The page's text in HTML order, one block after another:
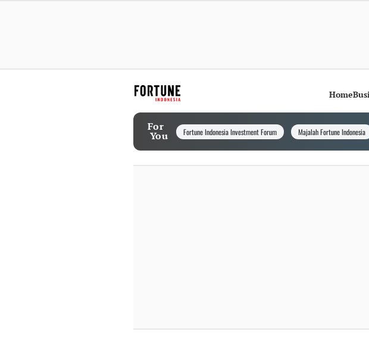
Home
For
You Fortune Indonesia Investment Forum Majalah Fortune Indonesia